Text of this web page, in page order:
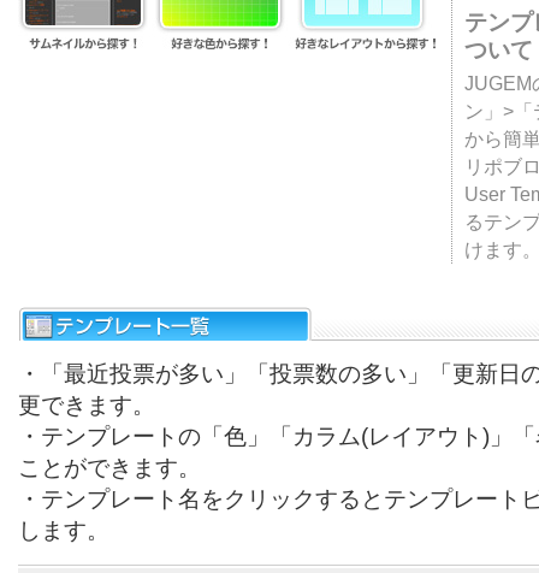
テン
ついて
JUGEM
ン」>
から簡
リポブ
User
るテン
けます
・「最近投票が多い」「投票数の多い」「更新日
更できます。
・テンプレートの「色」「カラム(レイアウト)」
ことができます。
・テンプレート名をクリックするとテンプレート
します。